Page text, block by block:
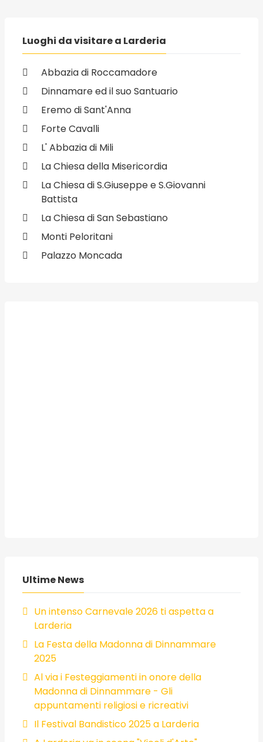
Luoghi da visitare a Larderia
Abbazia di Roccamadore
Dinnamare ed il suo Santuario
Eremo di Sant'Anna
Forte Cavalli
L' Abbazia di Mili
La Chiesa della Misericordia
La Chiesa di S.Giuseppe e S.Giovanni
Battista
La Chiesa di San Sebastiano
Monti Peloritani
Palazzo Moncada
Ultime News
Un intenso Carnevale 2026 ti aspetta a
Larderia
La Festa della Madonna di Dinnammare
2025
Al via i Festeggiamenti in onore della
Madonna di Dinnammare - Gli
appuntamenti religiosi e ricreativi
Il Festival Bandistico 2025 a Larderia